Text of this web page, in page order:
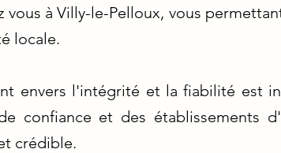
vous à Villy-le-Pelloux, vous
locale.
envers l'intégrité et la fiabilité est
confiance et des établissements
crédible.